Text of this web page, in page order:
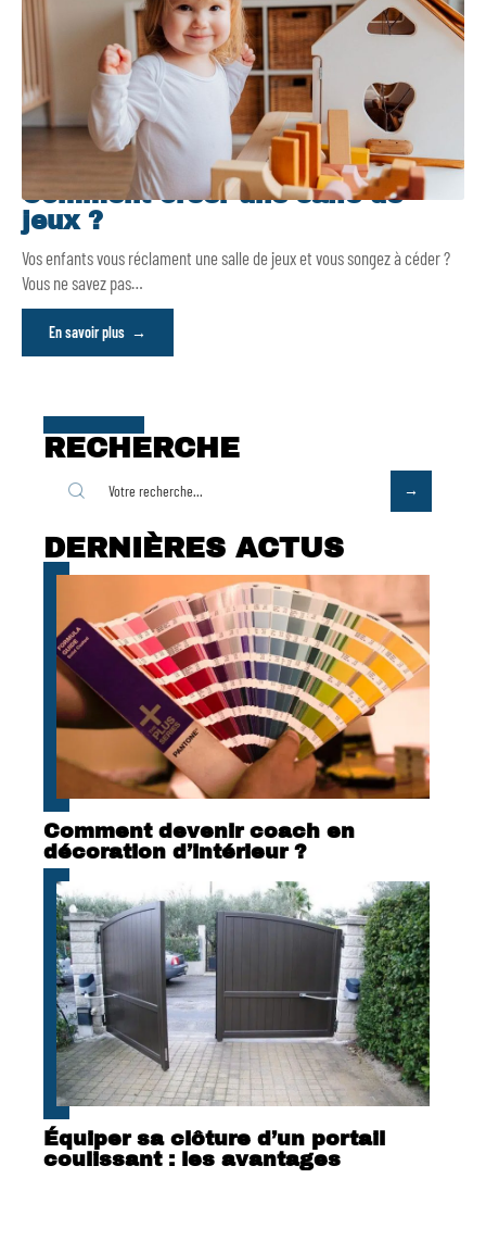
Comment créer une salle de
jeux ?
Vos enfants vous réclament une salle de jeux et vous songez à céder ?
Vous ne savez pas…
En savoir plus
RECHERCHE
DERNIÈRES ACTUS
Comment devenir coach en
décoration d’intérieur ?
Équiper sa clôture d’un portail
coulissant : les avantages